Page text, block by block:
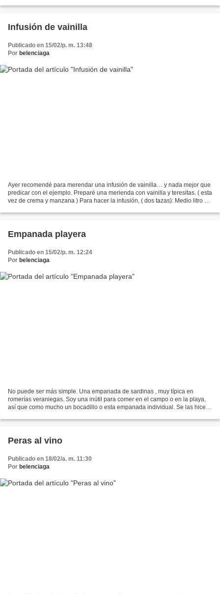
Infusión de vainilla
Publicado en 15/02/p. m. 13:48
Por belenciaga
Ayer recomendé para merendar una infusión de vainilla… y nada mejor que
predicar con el ejemplo. Preparé una merienda con vainilla y teresitas. ( esta
vez de crema y manzana ) Para hacer la infusión, ( dos tazas): Medio litro de
Empanada playera
Publicado en 15/02/p. m. 12:24
Por belenciaga
No puede ser más simple. Una empanada de sardinas , muy típica en
romerías veraniegas. Soy una inútil para comer en el campo o en la playa,
así que como mucho un bocadillo o esta empanada individual. Se las hice
Peras al vino
Publicado en 18/02/a. m. 11:30
Por belenciaga